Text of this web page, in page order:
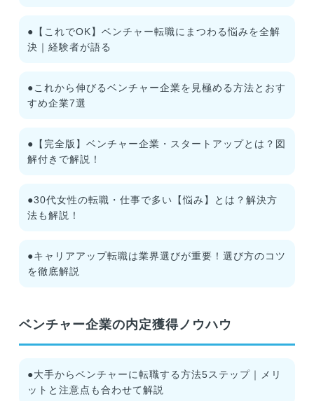
●【これでOK】ベンチャー転職にまつわる悩みを全解
決｜経験者が語る
●これから伸びるベンチャー企業を見極める方法とおす
すめ企業7選
●【完全版】ベンチャー企業・スタートアップとは？図
解付きで解説！
●30代女性の転職・仕事で多い【悩み】とは？解決方
法も解説！
●キャリアアップ転職は業界選びが重要！選び方のコツ
を徹底解説
ベンチャー企業の内定獲得ノウハウ
●大手からベンチャーに転職する方法5ステップ｜メリ
ットと注意点も合わせて解説